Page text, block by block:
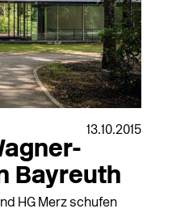
13.10.2015
Bayreuth
HG Merz schufen